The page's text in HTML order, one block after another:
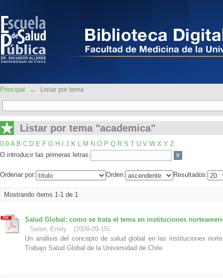
Principal → Listar por tema
Listar por tema "academica"
0-9 A B C D E F G H J K L M N O P Q R S T U V W X Y Z
O introducir las primeras letras:
Ordenar por: Orden: Resultados:
Mostrando ítems 1-1 de 1
Salud Global: como se trata el tema en instituciones
Seiter, Emily
(2009-09-15)
Un análisis del concepto de salud global en las instituciones
Trabajo Salud Global de la Universidad de Chile.